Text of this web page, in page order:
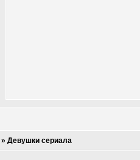
»Девушки сериала